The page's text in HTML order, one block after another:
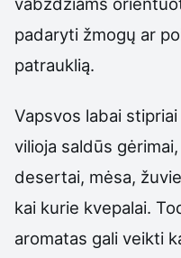
padaryti žmogų ar
patrauklią.
Vapsvos labai
vilioja saldūs
desertai, mėsa,
kai kurie kvepalai.
aromatas gali veikti